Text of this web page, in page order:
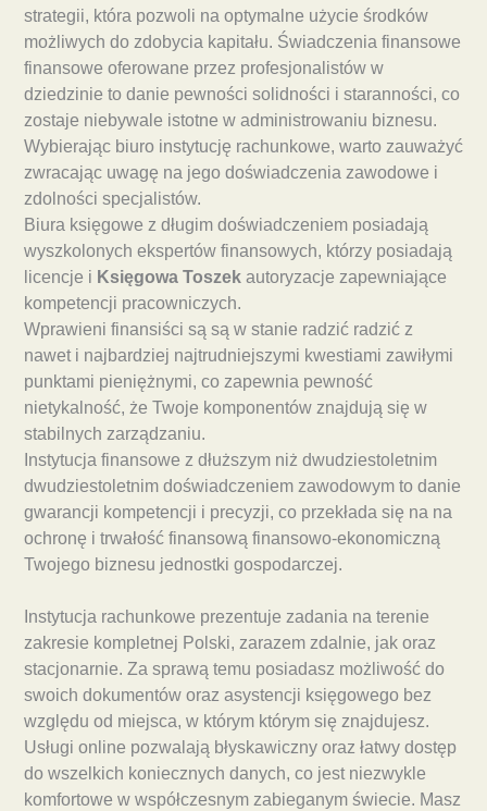
strategii, która pozwoli na optymalne użycie środków
możliwych do zdobycia kapitału. Świadczenia finansowe
finansowe oferowane przez profesjonalistów w
dziedzinie to danie pewności solidności i staranności, co
zostaje niebywale istotne w administrowaniu biznesu.
Wybierając biuro instytucję rachunkowe, warto zauważyć
zwracając uwagę na jego doświadczenia zawodowe i
zdolności specjalistów.
Biura księgowe z długim doświadczeniem posiadają
wyszkolonych ekspertów finansowych, którzy posiadają
licencje i Księgowa Toszek autoryzacje zapewniające
kompetencji pracowniczych.
Wprawieni finansiści są są w stanie radzić radzić z
nawet i najbardziej najtrudniejszymi kwestiami zawiłymi
punktami pieniężnymi, co zapewnia pewność
nietykalność, że Twoje komponentów znajdują się w
stabilnych zarządzaniu.
Instytucja finansowe z dłuższym niż dwudziestoletnim
dwudziestoletnim doświadczeniem zawodowym to danie
gwarancji kompetencji i precyzji, co przekłada się na na
ochronę i trwałość finansową finansowo-ekonomiczną
Twojego biznesu jednostki gospodarczej.
Instytucja rachunkowe prezentuje zadania na terenie
zakresie kompletnej Polski, zarazem zdalnie, jak oraz
stacjonarnie. Za sprawą temu posiadasz możliwość do
swoich dokumentów oraz asystencji księgowego bez
względu od miejsca, w którym którym się znajdujesz.
Usługi online pozwalają błyskawiczny oraz łatwy dostęp
do wszelkich koniecznych danych, co jest niezwykle
komfortowe w współczesnym zabieganym świecie. Masz